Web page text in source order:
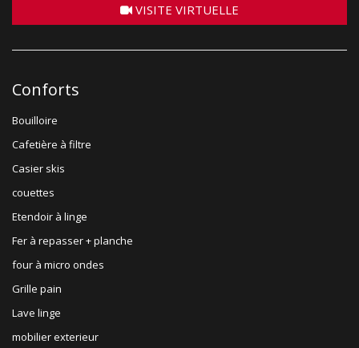
VISITE VIRTUELLE
Conforts
Bouilloire
Cafetière à filtre
Casier skis
couettes
Etendoir à linge
Fer à repasser + planche
four à micro ondes
Grille pain
Lave linge
mobilier exterieur